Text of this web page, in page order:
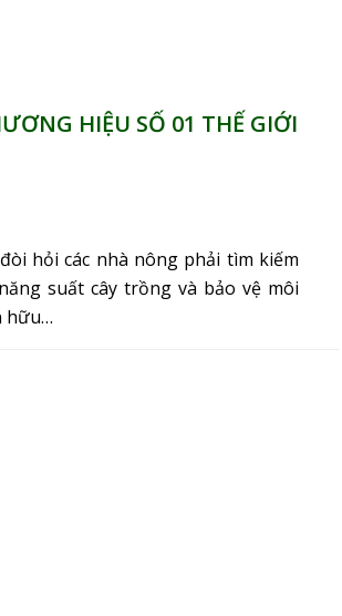
HIỆU SỐ 01 THẾ GIỚI
hỏi các nhà nông phải tìm kiếm
suất cây trồng và bảo vệ môi
hữu…